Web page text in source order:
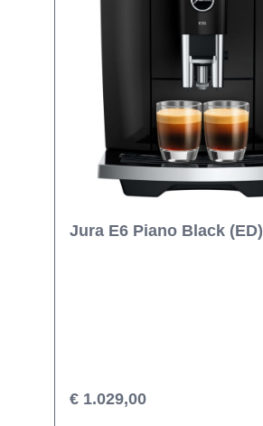
Jura E6 Piano Black (ED)
€ 1.029,00